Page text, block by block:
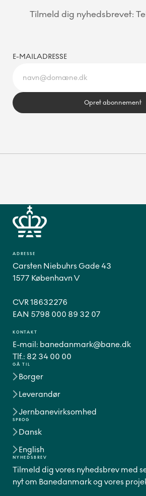
Tilmeld dig nyhedsbrevet:
E-MAILADRESSE
Opret abonnement
GÅ TIL
Borger
Leverandør
Jernbanevirksomhed
SPROG
Dansk
English
ADRESSE
Carsten Niebuhrs Gade 43
1577 København V
CVR 18632276
EAN 5798 000 89 32 07
KONTAKT
E-mail: banedanmark@bane.dk
Tlf.: 82 34 00 00
NYHEDSBREV
Tilmeld dig vores nyhedsbrev med
nyt om Banedanmark og vores